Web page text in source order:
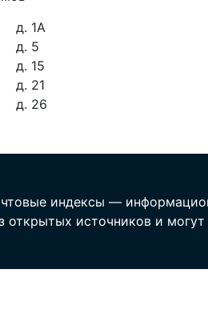
д. 1А
д. 5
д. 15
д. 21
д. 26
индексы —
открытых источников и